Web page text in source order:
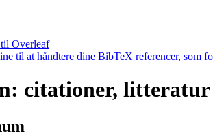
Overleaf
til at håndtere dine BibTeX referencer, som
citationer, litteratur